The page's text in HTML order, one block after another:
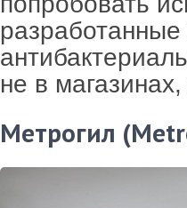
не в
Метрогил